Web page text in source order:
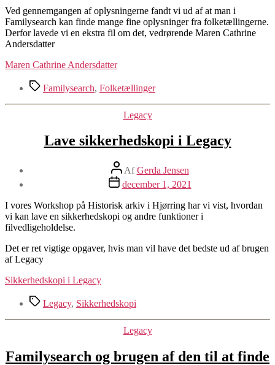
Ved gennemgangen af oplysningerne fandt vi ud af at man i
Familysearch kan finde mange fine oplysninger fra folketællingerne.
Derfor lavede vi en ekstra fil om det, vedrørende Maren Cathrine
Andersdatter
Maren Cathrine Andersdatter
TagsFamilysearch, Folketællinger
Kategorier
Legacy
Lave sikkerhedskopi i Legacy
Indlægsforfatter
AfGerda Jensen
Indlægsdato
december 1, 2021
I vores Workshop på Historisk arkiv i Hjørring har vi vist, hvordan
vi kan lave en sikkerhedskopi og andre funktioner i
filvedligeholdelse.
Det er ret vigtige opgaver, hvis man vil have det bedste ud af brugen
af Legacy
Sikkerhedskopi i Legacy
TagsLegacy, Sikkerhedskopi
Kategorier
Legacy
Familysearch og brugen af den til at finde